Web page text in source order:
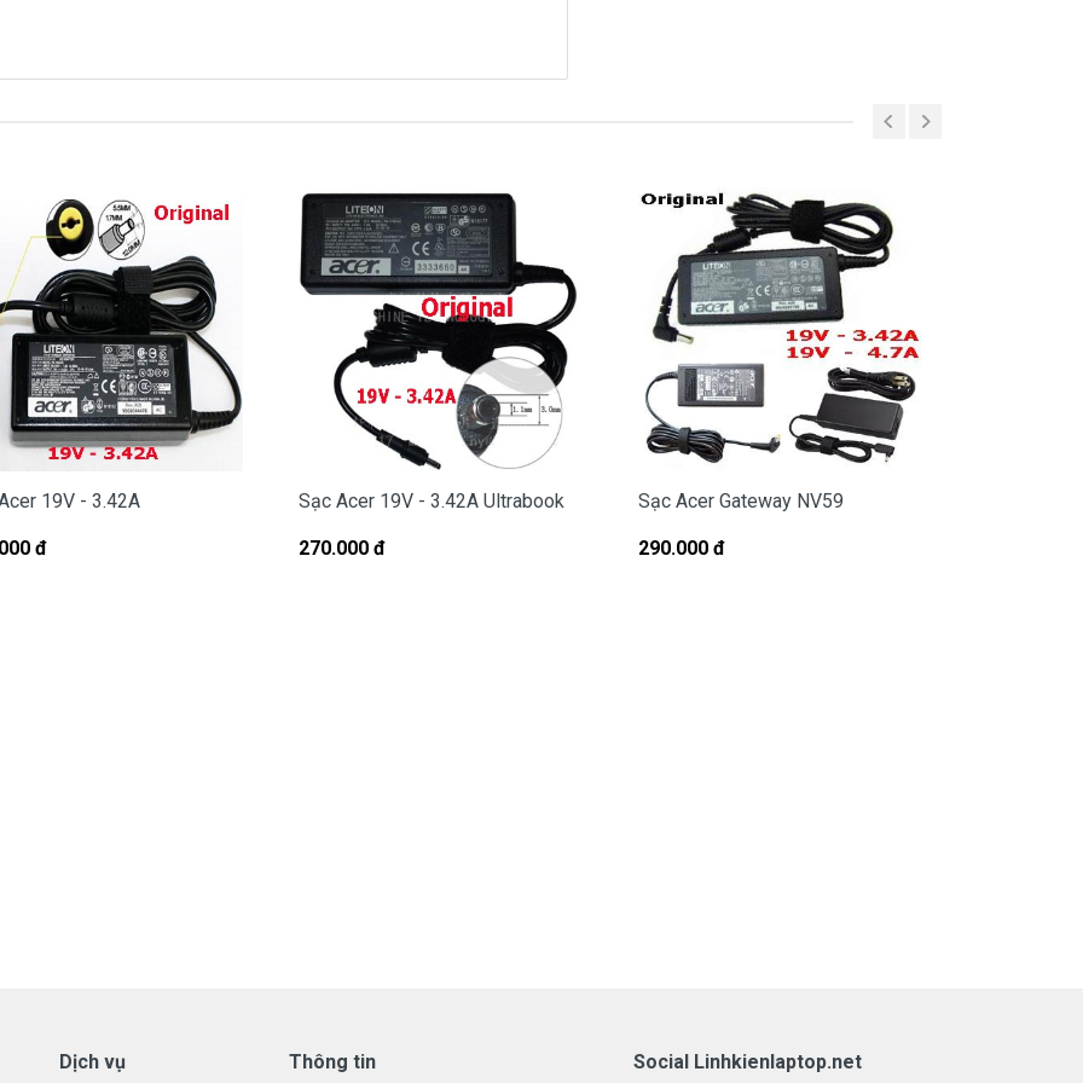
tay về nhé )
hư, các bạn có thể đến Doctorlaptop Tại Tphcm để mua.
phí cho các bạn nhé.
với máy của mình hay không?
nào?
cứ nhắn tin để chút shop gọi lại cho bạn nhé.
19V - 3.42A
đ
Sạc Acer 19V - 3.42A Ultrabook
270.000 đ
Sạc Acer Gateway NV59
290.000 đ
Dịch vụ Thông tin Social Linhkienlaptop.net